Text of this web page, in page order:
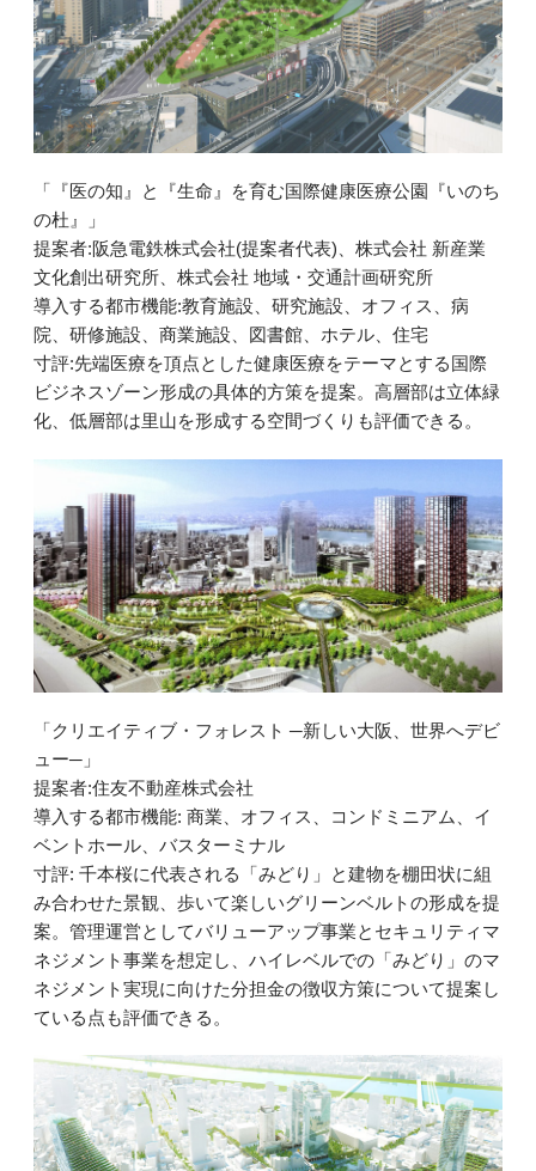
「『医の知』と『生命』を育む国際健康医療公園『いのち
の杜』」
提案者:阪急電鉄株式会社(提案者代表)、株式会社 新産業
文化創出研究所、株式会社 地域・交通計画研究所
導入する都市機能:教育施設、研究施設、オフィス、病
院、研修施設、商業施設、図書館、ホテル、住宅
寸評:先端医療を頂点とした健康医療をテーマとする国際
ビジネスゾーン形成の具体的方策を提案。高層部は立体緑
化、低層部は里山を形成する空間づくりも評価できる。
「クリエイティブ・フォレスト ─新しい大阪、世界へデビ
ュー─」
提案者:住友不動産株式会社
導入する都市機能: 商業、オフィス、コンドミニアム、イ
ベントホール、バスターミナル
寸評: 千本桜に代表される「みどり」と建物を棚田状に組
み合わせた景観、歩いて楽しいグリーンベルトの形成を提
案。管理運営としてバリューアップ事業とセキュリティマ
ネジメント事業を想定し、ハイレベルでの「みどり」のマ
ネジメント実現に向けた分担金の徴収方策について提案し
ている点も評価できる。